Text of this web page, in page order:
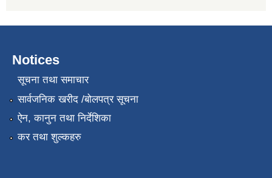
Notices
सूचना तथा समाचार
सार्वजनिक खरीद /बोलपत्र सूचना
ऐन, कानुन तथा निर्देशिका
कर तथा शुल्कहरु